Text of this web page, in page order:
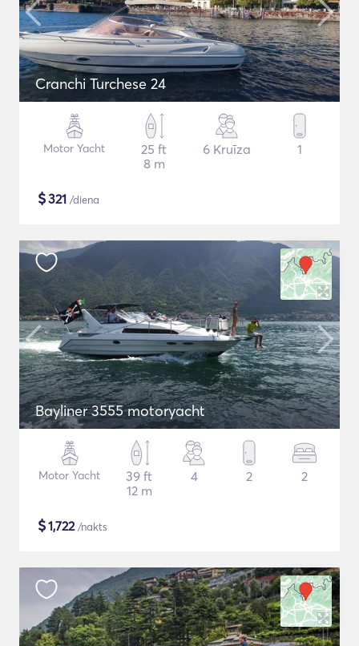
Cranchi Turchese 24
Motor Yacht
25 ft
8 m
6 Kruīza 1
$321 /diena
Bayliner 3555 motoryacht
Motor Yacht
39 ft
12 m
4 2 2
$1,722/nakts